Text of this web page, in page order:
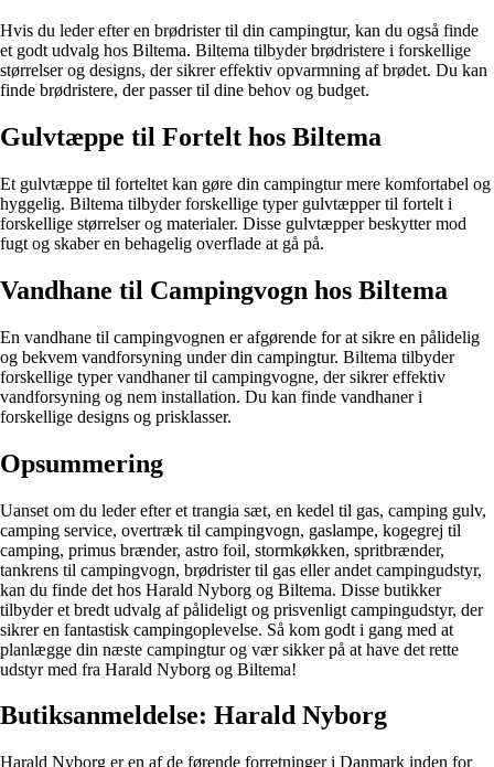
Hvis du leder efter en brødrister til din campingtur, kan du også finde
et godt udvalg hos Biltema. Biltema tilbyder brødristere i forskellige
størrelser og designs, der sikrer effektiv opvarmning af brødet. Du kan
finde brødristere, der passer til dine behov og budget.
Gulvtæppe til Fortelt hos Biltema
Et gulvtæppe til forteltet kan gøre din campingtur mere komfortabel og
hyggelig. Biltema tilbyder forskellige typer gulvtæpper til fortelt i
forskellige størrelser og materialer. Disse gulvtæpper beskytter mod
fugt og skaber en behagelig overflade at gå på.
Vandhane til Campingvogn hos Biltema
En vandhane til campingvognen er afgørende for at sikre en pålidelig
og bekvem vandforsyning under din campingtur. Biltema tilbyder
forskellige typer vandhaner til campingvogne, der sikrer effektiv
vandforsyning og nem installation. Du kan finde vandhaner i
forskellige designs og prisklasser.
Opsummering
Uanset om du leder efter et trangia sæt, en kedel til gas, camping gulv,
camping service, overtræk til campingvogn, gaslampe, kogegrej til
camping, primus brænder, astro foil, stormkøkken, spritbrænder,
tankrens til campingvogn, brødrister til gas eller andet campingudstyr,
kan du finde det hos Harald Nyborg og Biltema. Disse butikker
tilbyder et bredt udvalg af pålideligt og prisvenligt campingudstyr, der
sikrer en fantastisk campingoplevelse. Så kom godt i gang med at
planlægge din næste campingtur og vær sikker på at have det rette
udstyr med fra Harald Nyborg og Biltema!
Butiksanmeldelse: Harald Nyborg
Harald Nyborg er en af de førende forretninger i Danmark inden for